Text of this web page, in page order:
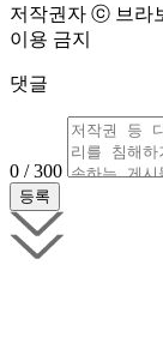
저작권자 ⓒ 브라
이용 금지
댓글
0 / 300